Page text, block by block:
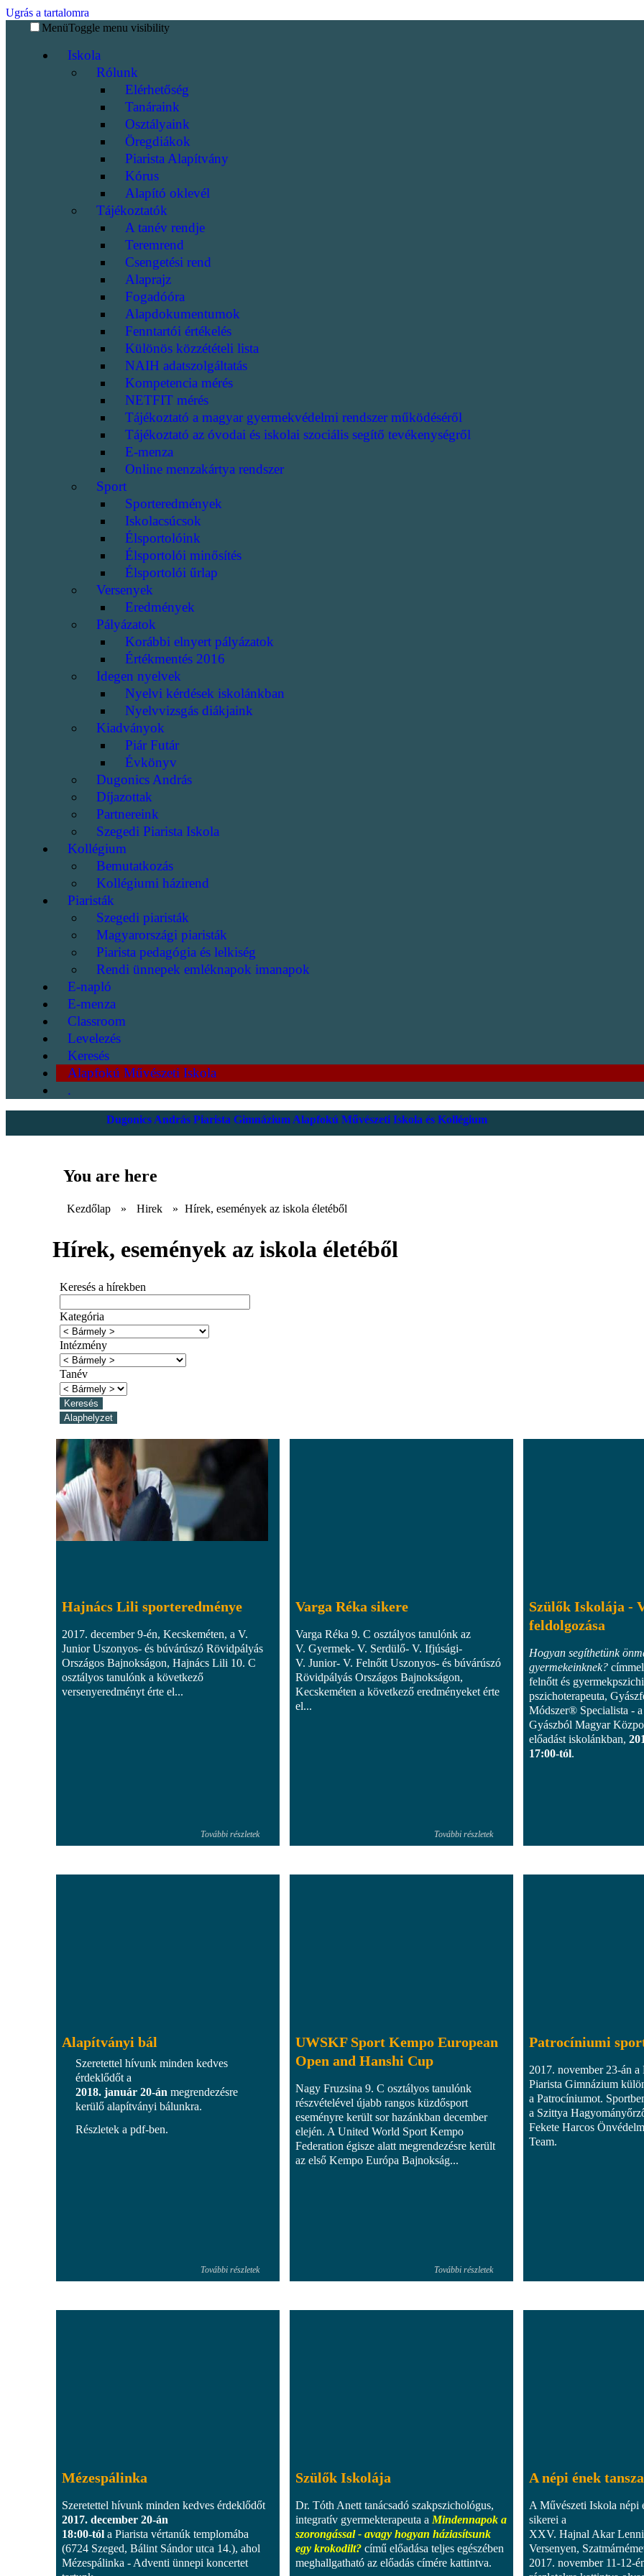
Ugrás a tartalomra
MenüToggle menu visibility
Iskola
Rólunk
Elérhetőség
Tanáraink
Osztályaink
Öregdiákok
Piarista Alapítvány
Kórus
Alapító oklevél
Tájékoztatók
A tanév rendje
Teremrend
Csengetési rend
Alaprajz
Fogadóóra
Alapdokumentumok
Fenntartói értékelés
Különös közzétételi lista
NAIH adatszolgáltatás
Kompetencia mérés
NETFIT mérés
Tájékoztató a magyar gyermekvédelmi rendszer működéséről
Tájékoztató az óvodai és iskolai szociális segítő tevékenységről
E-menza
Online menzakártya rendszer
Sport
Sporteredmények
Iskolacsúcsok
Élsportolóink
Élsportolói minősítés
Élsportolói űrlap
Versenyek
Eredmények
Pályázatok
Korábbi elnyert pályázatok
Értékmentés 2016
Idegen nyelvek
Nyelvi kérdések iskolánkban
Nyelvvizsgás diákjaink
Kiadványok
Piár Futár
Évkönyv
Dugonics András
Díjazottak
Partnereink
Szegedi Piarista Iskola
Kollégium
Bemutatkozás
Kollégiumi házirend
Piaristák
Szegedi piaristák
Magyarországi piaristák
Piarista pedagógia és lelkiség
Rendi ünnepek emléknapok imanapok
E-napló
E-menza
Classroom
Levelezés
Keresés
Alapfokú Művészeti Iskola
.
Dugonics András Piarista Gimnázium Alapfokú Művészeti Iskola és Kollégium
You are here
Kezdőlap » Hirek » Hírek, események az iskola életéből
Hírek, események az iskola életéből
Keresés a hírekben
Kategória
Intézmény
Tanév
Hajnács Lili sporteredménye
2017. december 9-én, Kecskeméten, a V.
Junior Uszonyos- és búvárúszó Rövidpályás
Országos Bajnokságon, Hajnács Lili 10. C
osztályos tanulónk a következő
versenyeredményt érte el...
További részletek
Varga Réka sikere
Varga Réka 9. C osztályos tanulónk az
V. Gyermek- V. Serdülő- V. Ifjúsági-
V. Junior- V. Felnőtt Uszonyos- és búvárúszó
Rövidpályás Országos Bajnokságon,
Kecskeméten a következő eredményeket érte
el...
További részletek
Szülők Iskolája -
feldolgozása
Hogyan segíthetünk
gyermekeinknek?
felnőtt és
pszichoterapeuta,
Módszer® Specialista -
Gyászból Magyar
előadást iskolánkban,
17:00-tól.
Alapítványi bál
Szeretettel hívunk minden kedves
érdeklődőt a
2018. január 20-án megrendezésre
kerülő alapítványi bálunkra.
Részletek a pdf-ben.
További részletek
UWSKF Sport Kempo European
Open and Hanshi Cup
Nagy Fruzsina 9. C osztályos tanulónk
részvételével újabb rangos küzdősport
eseményre került sor hazánkban december
elején. A United World Sport Kempo
Federation égisze alatt megrendezésre került
az első Kempo Európa Bajnokság...
További részletek
Patrocíniumi
2017. november 23-án
Piarista Gimnázium
a Patrocíniumot.
a Szittya
Fekete Harcos
Team.
Mézespálinka
Szeretettel hívunk minden kedves érdeklődőt
2017. december 20-án
18:00-tól a Piarista vértanúk templomába
(6724 Szeged, Bálint Sándor utca 14.), ahol
Mézespálinka - Adventi ünnepi koncertet
Szülők Iskolája
Dr. Tóth Anett tanácsadó szakpszichológus,
integratív gyermekterapeuta a Mindennapok a
szorongással - avagy hogyan háziasítsunk
egy krokodilt? című előadása teljes egészében
meghallgatható az előadás címére kattintva.
A népi ének
A Művészeti Iskola népi
sikerei a
XXV. Hajnal Akar
Versenyen,
2017. november 11-12-